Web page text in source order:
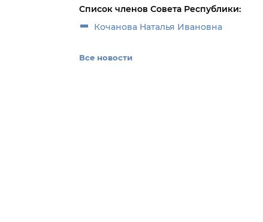
Список членов Совета Республики:
Кочанова Наталья Ивановна
Все новости